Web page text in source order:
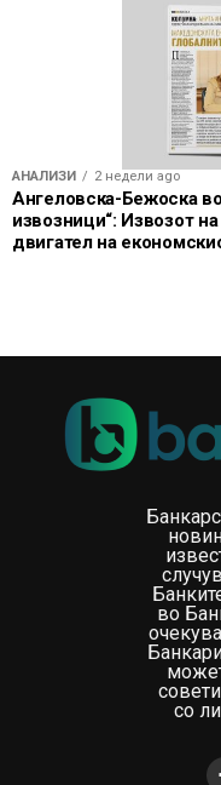
АНАЛИЗИ 2 недели ago
Ангеловска-Бежоска
извозници“: Извозот
двигател на
во
со